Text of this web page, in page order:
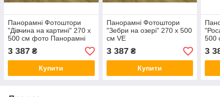
Панорамні Фотоштори
"Дівчина на картині" 270 х
500 см фото Панорамні
штори VE
3 387 ₴
Купити
Панорамні Фотоштори
"Зебри на озері" 270 х 500
см VE
3 387₴
Купити
500
3